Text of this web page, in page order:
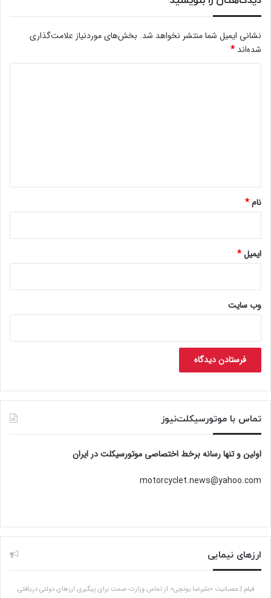
نشانی ایمیل شما منتشر نخواهد شد. بخش‌های موردنیاز علامت‌گذاری
شده‌اند *
نام*
ایمیل*
وب‌ سایت
تماس با موتورسیکلت‌نیوز
اولین و تنها رسانه برخط اختصاصی موتورسیکلت در ایران
motorcyclet.news@yahoo.com
ارزهای نیمایی
فیلم | عصبانیت «علیرضا یونچی» از تماس وزارت صمت برای پیگیری ارزهای دولتی دریافتی